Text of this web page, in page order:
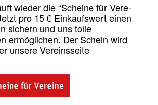
wieder die “Scheine für Vere­
pro 15 € Einkauf­swert einen
sich­ern und uns tolle
ermöglichen. Der Schein wird
unsere Vere­ins­seite